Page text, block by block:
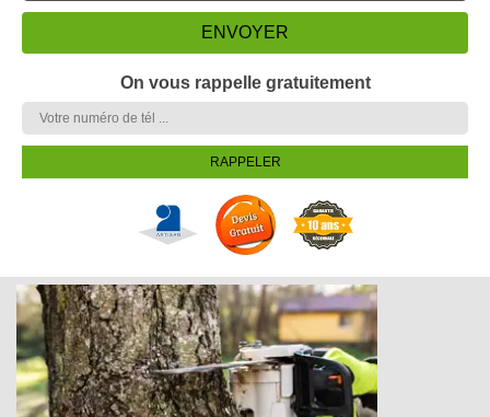
On vous rappelle gratuitement